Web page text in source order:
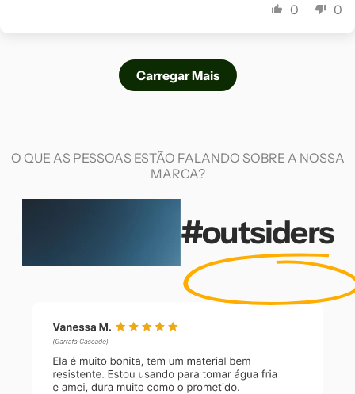
0 0
Carregar Mais
O QUE AS PESSOAS ESTÃO FALANDO SOBRE A NOSSA
MARCA?
#outsiders